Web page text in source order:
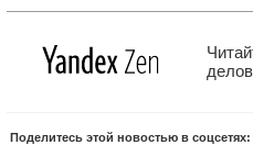
Поделитесь этой новостью в соцсетях: